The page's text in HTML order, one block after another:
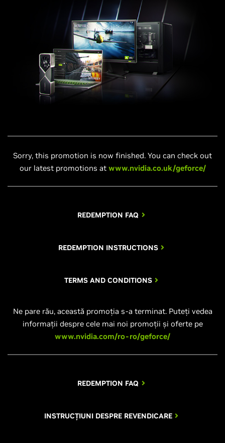
Sorry, this promotion is now finished. You can check out
our latest promotions at www.nvidia.co.uk/geforce/
REDEMPTION FAQ
REDEMPTION INSTRUCTIONS
TERMS AND CONDITIONS
Ne pare rău, această promoția s-a terminat. Puteți vedea
informații despre cele mai noi promoții și oferte pe
www.nvidia.com/ro-ro/geforce/
REDEMPTION FAQ
INSTRUCȚIUNI DESPRE REVENDICARE